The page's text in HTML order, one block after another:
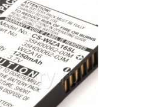
5,388.00₽.